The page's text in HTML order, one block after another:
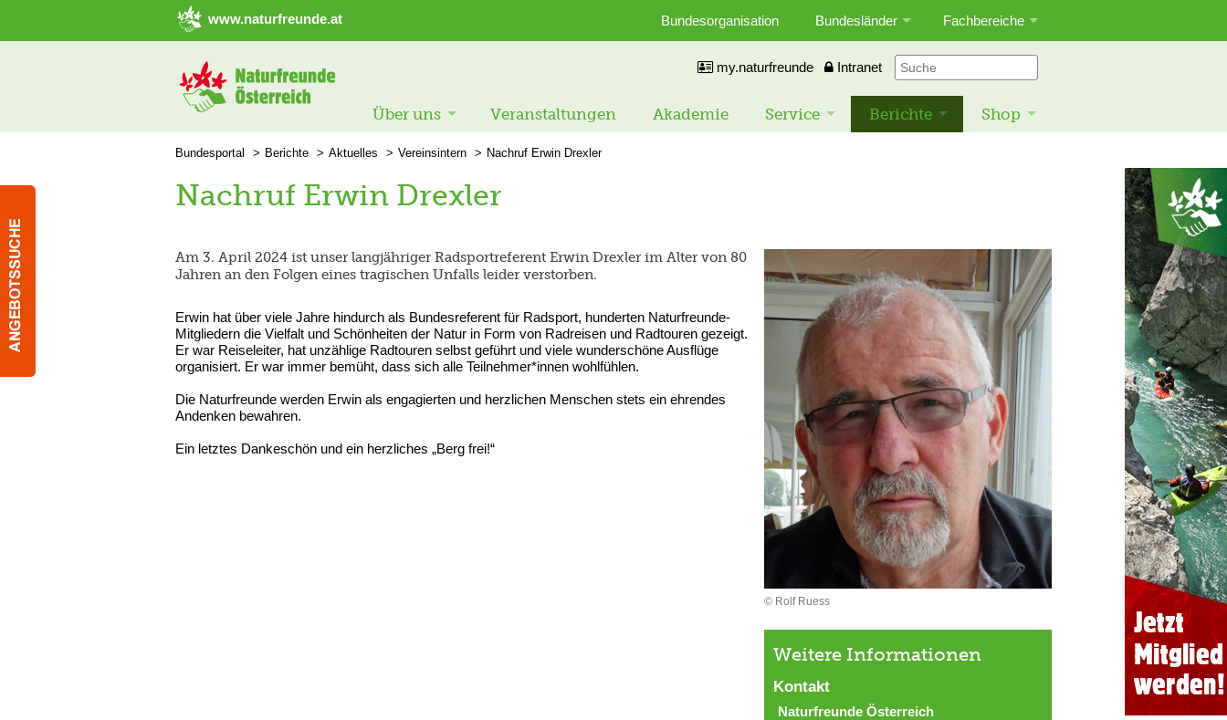
➜ Hauptregion der Seite anspringen
www.naturfreunde.at Bundesorganisation Bundesländer Fachbereiche
my.naturfreunde Intranet
Über uns Veranstaltungen Akademie Service Berichte Shop
Bundesportal Berichte Aktuelles Vereinsintern Nachruf Erwin Drexler
Nachruf Erwin Drexler
Am 3. April 2024 ist unser langjähriger Radsportreferent Erwin Drexler im Alter von 80
Jahren an den Folgen eines tragischen Unfalls leider verstorben.
Erwin hat über viele Jahre hindurch als Bundesreferent für Radsport, hunderten Naturfreunde-
Mitgliedern die Vielfalt und Schönheiten der Natur in Form von Radreisen und Radtouren gezeigt.
Er war Reiseleiter, hat unzählige Radtouren selbst geführt und viele wunderschöne Ausflüge
organisiert. Er war immer bemüht, dass sich alle Teilnehmer*innen wohlfühlen.
Die Naturfreunde werden Erwin als engagierten und herzlichen Menschen stets ein ehrendes
Andenken bewahren.
Ein letztes Dankeschön und ein herzliches „Berg frei!“
© Rolf Ruess
Weitere Informationen
Kontakt
Naturfreunde Österreich